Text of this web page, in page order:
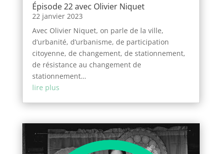
Épisode 22 avec Olivier Niquet
22 janvier 2023
Avec Olivier Niquet, on parle de la ville,
d’urbanité, d’urbanisme, de participation
citoyenne, de changement, de stationnement,
de résistance au changement de
stationnement…
lire plus